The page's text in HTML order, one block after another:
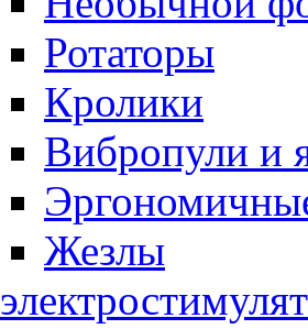
Ротаторы
Кролики
Вибропули и
Жезлы